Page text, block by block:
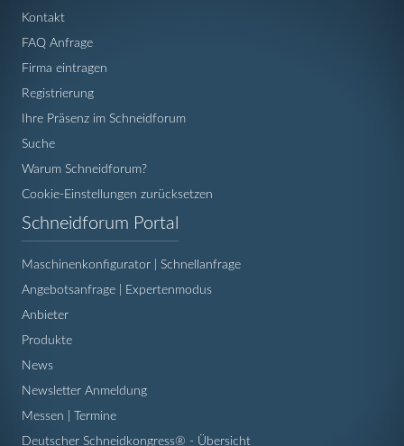
Kontakt
FAQ Anfrage
Firma eintragen
Registrierung
Ihre Präsenz im Schneidforum
Suche
Warum Schneidforum?
Cookie-Einstellungen zurücksetzen
Schneidforum Portal
Maschinenkonfigurator | Schnellanfrage
Angebotsanfrage | Expertenmodus
Anbieter
Produkte
News
Newsletter Anmeldung
Messen | Termine
Deutscher Schneidkongress® - Übersicht